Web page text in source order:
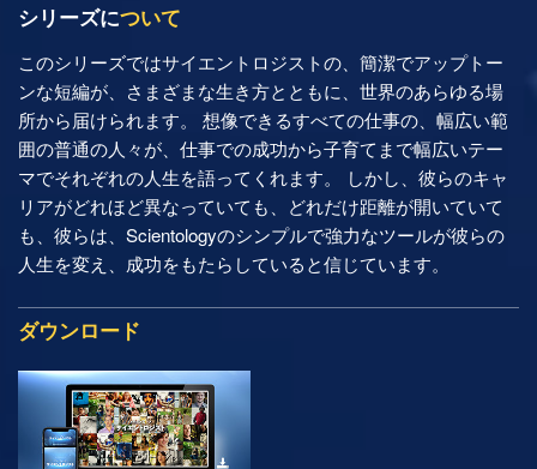
シリーズについて
このシリーズではサイエントロジストの、簡潔でアップトー
ンな短編が、さまざまな生き方とともに、世界のあらゆる場
所から届けられます。 想像できるすべての仕事の、幅広い範
囲の普通の人々が、仕事での成功から子育てまで幅広いテー
マでそれぞれの人生を語ってくれます。 しかし、彼らのキャ
リアがどれほど異なっていても、どれだけ距離が開いていて
も、彼らは、Scientologyのシンプルで強力なツールが彼らの
人生を変え、成功をもたらしていると信じています。
ダウンロード